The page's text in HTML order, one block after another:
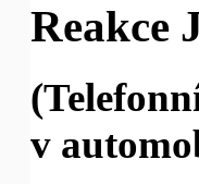
Reakce
v